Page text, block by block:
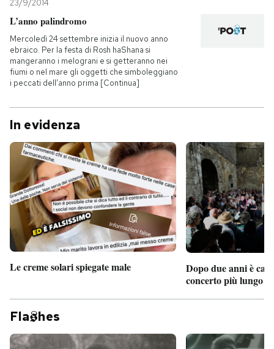
23/9/2014
L’anno palindromo
Mercoledì 24 settembre inizia il nuovo anno
ebraico. Per la festa di Rosh haShana si
mangeranno i melograni e si getteranno nei
fiumi o nel mare gli oggetti che simboleggiano
i peccati dell’anno prima [Continua]
In evidenza
Le creme solari spiegate male
Dopo due anni è
concerto più lungo
Fla hes